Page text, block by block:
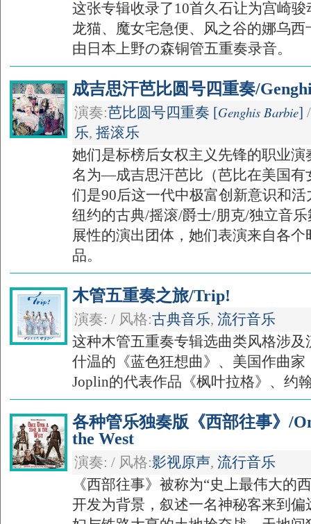
这张专辑收录了10首久石让为宫崎
龙猫、魔女宅急便、风之谷的娜乌
由日本上野の森铜管五重奏录音。
成吉思汗芭比圆号四重奏/
演奏:芭比圆号四重奏 [Genghis Barbie]
乐, 摇滚乐
她们是标榜后女权主义先锋的职业
名为—成吉思汗芭比（芭比在美国有
们是90后这一代中极富创新意识和
纽约的古典/摇滚/爵士/朋克/独立音
展性的演出团体，她们表演来自各
品。
木管五重奏之旅/Trip!
演奏: / 风格:古典音乐, 流行音乐
这种木管五重奏专辑选曲类风格涉
什温的《蓝色狂想曲》、美国作曲家
Joplin的代表作品《枫叶拉格》、约
各种管乐独奏版《西部往事》/
the West
演奏: / 风格:影视原声, 流行音乐
《西部往事》被称为“史上最伟大的
开发为背景，叙述一名神秘客来到